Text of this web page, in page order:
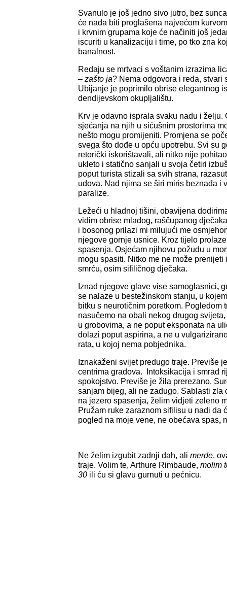
Svanulo je još jedno sivo jutro, bez
će nada biti proglašena najvećom
i krvnim grupama koje će načiniti još
iscuriti u kanalizaciju i time, po tko zna
banalnost.
Redaju se mrtvaci s voštanim izrazima
– zašto ja? Nema odgovora i reda, stvari
Ubijanje je poprimilo obrise elegantnog
dendijevskom okupljalištu.
Krv je odavno isprala svaku nadu i želju.
sjećanja na njih u sićušnim prostorima
nešto mogu promijeniti. Promjena se
svega što dođe u opću upotrebu. Svi su
retorički iskorištavali, ali nitko nije
ukleto i statično sanjali u svoja četiri
poput turista stizali sa svih strana,
udova. Nad njima se širi miris beznađa i
paralize.
Ležeći u hladnoj tišini, obavijena
vidim obrise mladog, raščupanog
i bosonog prilazi mi milujući me
njegove gornje usnice. Kroz tijelo
spasenja. Osjećam njihovu požudu u
mogu spasiti. Nitko me ne može prenijeti
smrću, osim sifiličnog dječaka.
Iznad njegove glave vise samoglasnici,
se nalaze u bestežinskom stanju, u
bitku s neurotičnim poretkom. Pogledom
nasučemo na obali nekog drugog svijeta,
u grobovima, a ne poput eksponata na
dolazi poput aspirina, a ne u
rata, u kojoj nema pobjednika.
Iznakaženi svijet predugo traje. Previše
centrima gradova. Intoksikacija i smrad
spokojstvo. Previše je žila prerezano.
sanjam bijeg, ali ne zadugo. Sablasti zla
na jezero spasenja, želim vidjeti zeleno
Pružam ruke zaraznom sifilisu u nadi da
pogled na moje vene, ne obećava spas,
Ne želim izgubit zadnji dah, ali merde,
traje. Volim te, Arthure Rimbaude, molim
30 ili ću si glavu gurnuti u pećnicu.